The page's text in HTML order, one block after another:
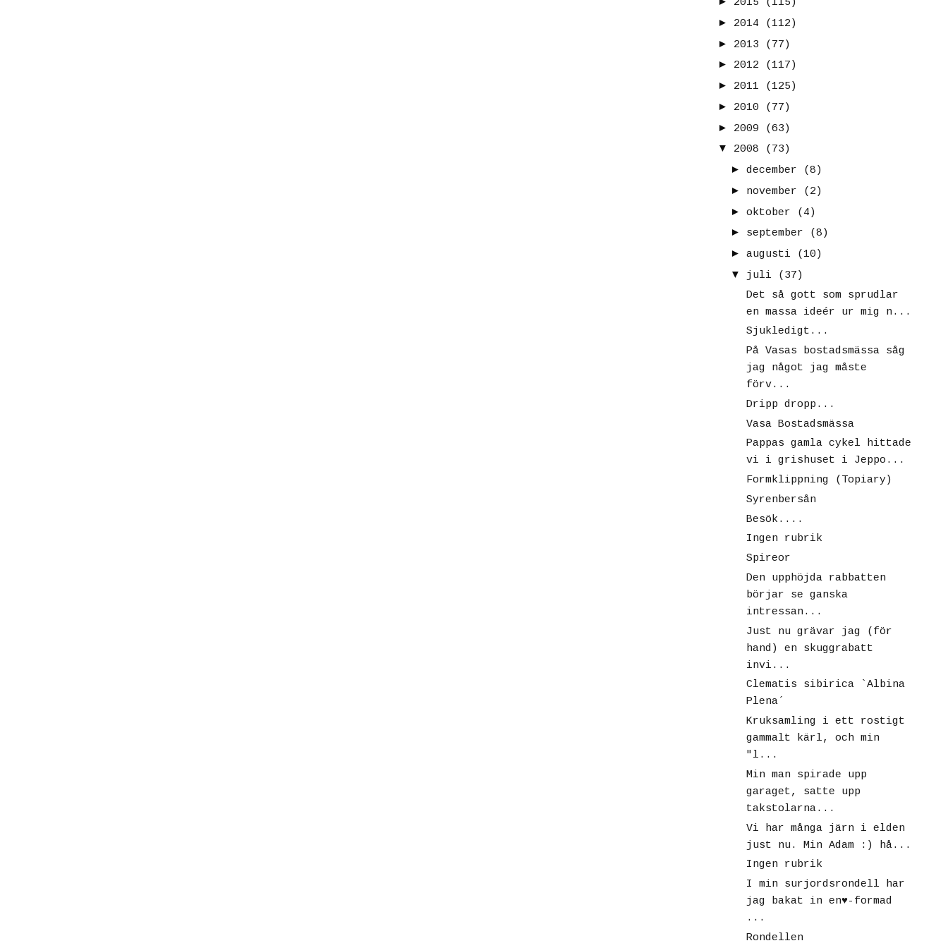
2015
(115)
► 2014
(112)
► 2013
(77)
► 2012
(117)
► 2011
(125)
► 2010
(77)
► 2009
(63)
▼
2008
(73)
► december
(8)
► november
(2)
► oktober
(4)
► september
(8)
► augusti
(10)
▼
juli
(37)
Det så gott som sprudlar
en massa ideér ur mig n...
Sjukledigt...
På Vasas bostadsmässa såg
jag något jag måste
förv...
Dripp dropp...
Vasa Bostadsmässa
Pappas gamla cykel hittade
vi i grishuset i Jeppo...
Formklippning (Topiary)
Syrenbersån
Besök....
Ingen rubrik
Spireor
Den upphöjda rabbatten
börjar se ganska
intressan...
Just nu grävar jag (för
hand) en skuggrabatt
invi...
Clematis sibirica `Albina
Plena´
Kruksamling i ett rostigt
gammalt kärl, och min
"l...
Min man spirade upp
garaget, satte upp
takstolarna...
Vi har många järn i elden
just nu. Min Adam :) hå...
Ingen rubrik
I min surjordsrondell har
jag bakat in en♥-formad
...
Rondellen